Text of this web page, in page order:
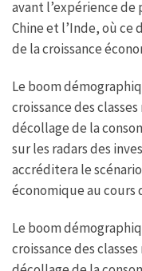
avant l’expérience
Chine et l’Inde, où ce
de la croissance
Le boom
croissance des
décollage de la
sur les radars des
accréditera le
économique au cours
Le boom
croissance des